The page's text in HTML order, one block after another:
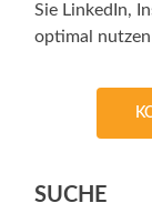
Sie LinkedIn,
optimal
SUCHE